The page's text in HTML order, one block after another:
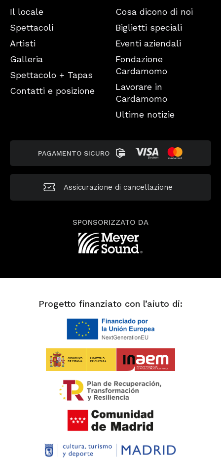
Il locale
Spettacoli
Artisti
Galleria
Spettacolo + Tapas
Contatti e posizione
Cosa dicono di noi
Biglietti speciali
Eventi aziendali
Fondazione
Cardamomo
Lavorare in
Cardamomo
Ultime notizie
PAGAMENTO SICURO
Assicurazione di cancellazione
SPONSORIZZATO DA
Progetto finanziato con l’aiuto di: